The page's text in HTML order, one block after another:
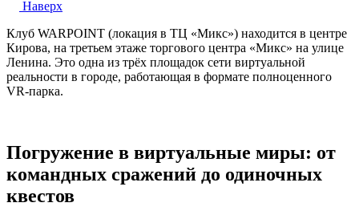
Наверх
Клуб WARPOINT (локация в ТЦ «Микс») находится в центре
Кирова, на третьем этаже торгового центра «Микс» на улице
Ленина. Это одна из трёх площадок сети виртуальной
реальности в городе, работающая в формате полноценного
VR-парка.
Погружение в виртуальные миры: от
командных сражений до одиночных
квестов